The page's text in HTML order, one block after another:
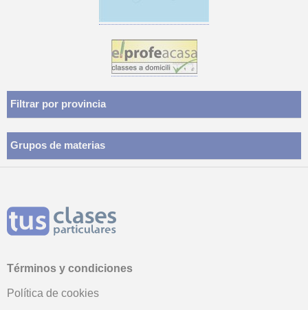
Filtrar por provincia
Grupos de materias
Términos y condiciones
Política de cookies